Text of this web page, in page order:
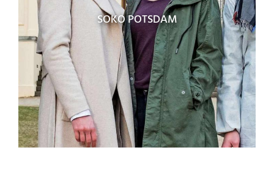
SOKO POTSDAM